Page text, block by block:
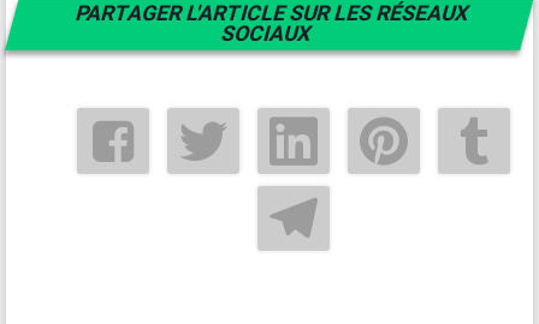
PARTAGER L'ARTICLE SUR LES RÉSEAUX
SOCIAUX